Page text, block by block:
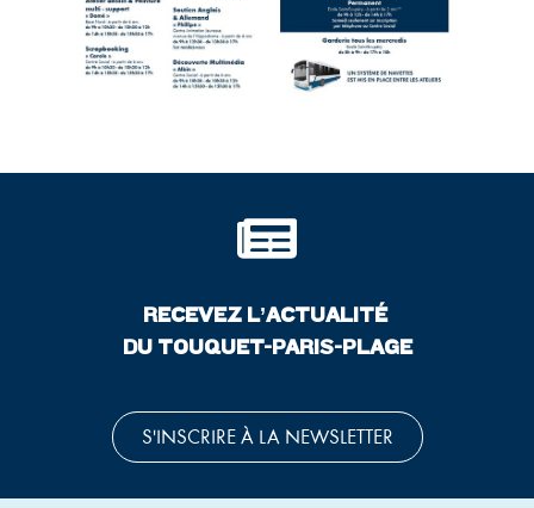
RECEVEZ L’ACTUALITÉ
DU TOUQUET-PARIS-PLAGE
S'INSCRIRE À LA NEWSLETTER